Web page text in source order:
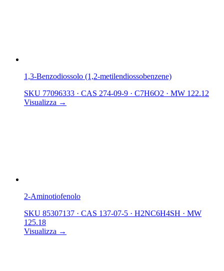
1,3-Benzodiossolo (1,2-metilendiossobenzene)
SKU 77096333 · CAS 274-09-9 · C7H6O2 · MW 122.12
Visualizza →
2-Aminotiofenolo
SKU 85307137 · CAS 137-07-5 · H2NC6H4SH · MW
125.18
Visualizza →